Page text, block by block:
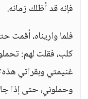
فإنه قد أظلك زمانه.
فلما واريناه،
كلب، فقلت لهم:
غنيمتي وبقراتي
وحملوني، حتى إذا